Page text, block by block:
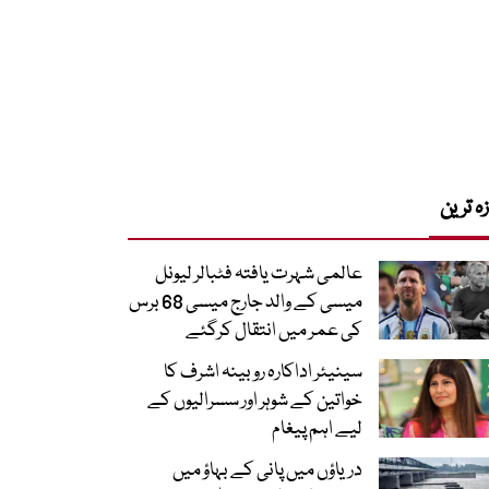
ترین
عالمی شہرت یافتہ فٹبالر لیونل
میسی کے والد جارج میسی 68 برس
کی عمر میں انتقال کرگئے
سینیئر اداکارہ روبینہ اشرف کا
خواتین کے شوہر اور سسرالیوں کے
لیے اہم پیغام
دریاؤں میں پانی کے بہاؤ میں